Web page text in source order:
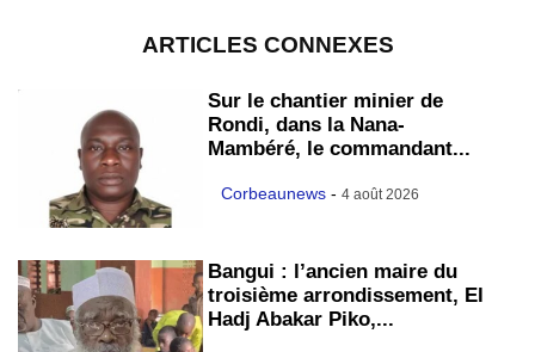
ARTICLES CONNEXES
Sur le chantier minier de
Rondi, dans la Nana-
Mambéré, le commandant...
Corbeaunews - 4 août 2026
Bangui : l’ancien maire du
troisième arrondissement, El
Hadj Abakar Piko,...